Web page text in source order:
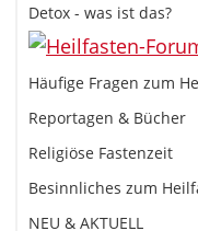
Detox - was ist das?
Häufige Fragen zum
Reportagen & Bücher
Religiöse Fastenzeit
Besinnliches zum
NEU & AKTUELL